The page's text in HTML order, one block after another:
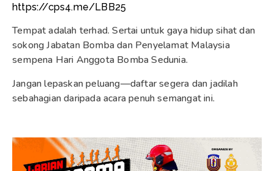
https://cps4.me/LBB25
Tempat adalah terhad. Sertai untuk gaya hidup sihat dan
sokong Jabatan Bomba dan Penyelamat Malaysia
sempena Hari Anggota Bomba Sedunia.
Jangan lepaskan peluang—daftar segera dan jadilah
sebahagian daripada acara penuh semangat ini.